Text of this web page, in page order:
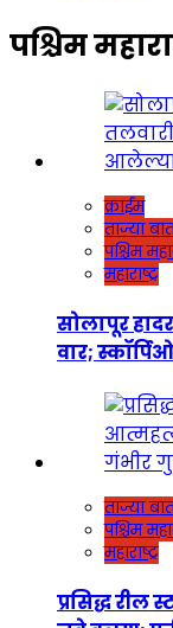
पश्चिम
क्राईम
ताज्या
पश्चिम
महाराष्ट्र
सोलापूर
वार;
ताज्या
पश्चिम
महाराष्ट्र
प्रसिद्ध रील